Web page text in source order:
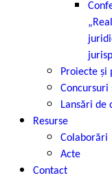
Proiecte și
Concursuri
Lansări de
Resurse
Colaborări
Acte
Contact